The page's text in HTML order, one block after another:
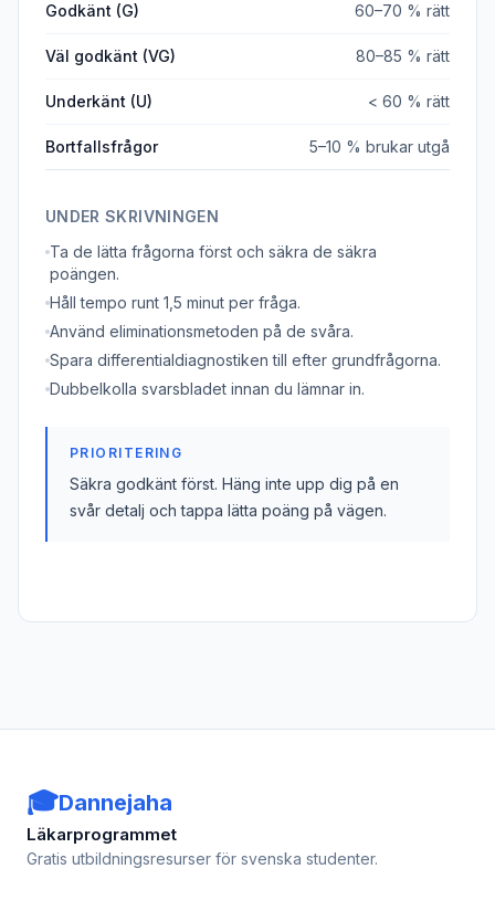
Godkänt (G) 60–70 % rätt
Väl godkänt (VG) 80–85 % rätt
Underkänt (U) < 60 % rätt
Bortfallsfrågor 5–10 % brukar utgå
UNDER SKRIVNINGEN
Ta de lätta frågorna först och säkra de säkra
poängen.
Håll tempo runt 1,5 minut per fråga.
Använd eliminationsmetoden på de svåra.
Spara differentialdiagnostiken till efter grundfrågorna.
Dubbelkolla svarsbladet innan du lämnar in.
PRIORITERING
Säkra godkänt först. Häng inte upp dig på en
svår detalj och tappa lätta poäng på vägen.
🎓Dannejaha
Läkarprogrammet
Gratis utbildningsresurser för svenska studenter.